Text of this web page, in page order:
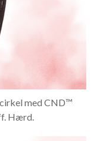
med CND™
Hærd.